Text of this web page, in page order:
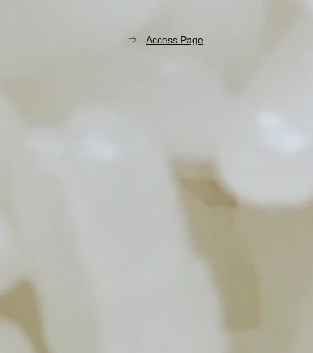
⇒ Access Page